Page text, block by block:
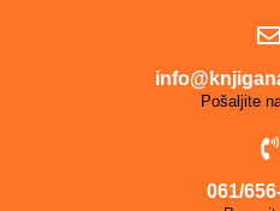
Pošaljite
061/